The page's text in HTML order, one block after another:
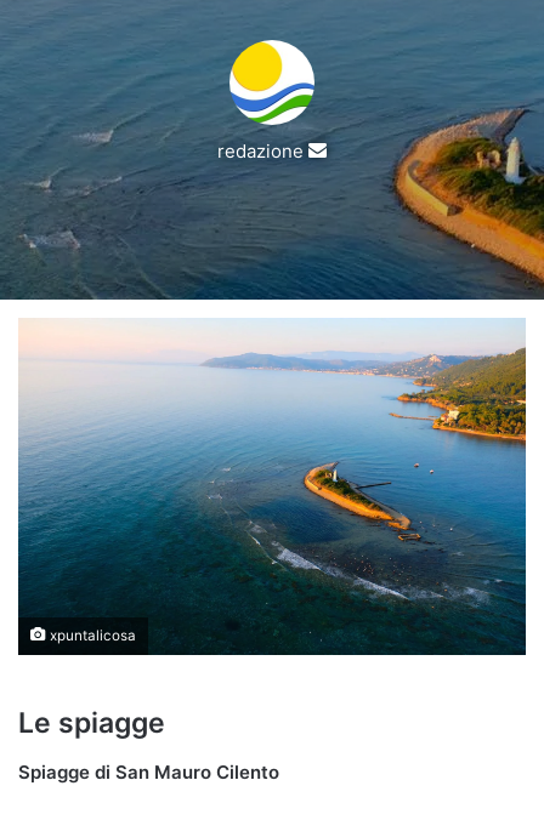
redazione
Invia
un'email
xpuntalicosa
Le spiagge
Spiagge di San Mauro Cilento